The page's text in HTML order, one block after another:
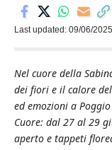
Last updated: 09/06/2025
Nel cuore della
dei fiori e il calore
ed emozioni a
Cuore: dal 27 al 29
aperto e tappeti